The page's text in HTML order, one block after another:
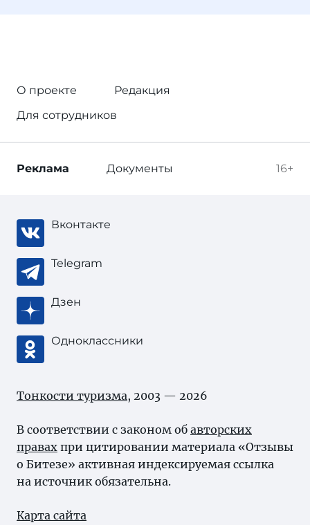
О проекте
Редакция
Для сотрудников
16+
Реклама Документы
Вконтакте
Telegram
Дзен
Одноклассники
Тонкости туризма, 2003 — 2026
В соответствии с законом об авторских
правах при цитировании материала «Отзывы
о Битезе» активная индексируемая ссылка
на источник обязательна.
Карта сайта